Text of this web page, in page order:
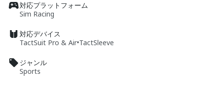
対応プラットフォーム
Sim Racing
対応デバイス
TactSuit Pro & Air•TactSleeve
ジャンル
Sports